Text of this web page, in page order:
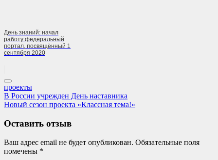
День знаний: начал
работу федеральный
портал, посвящённый 1
сентября 2020
проекты
Навигация
по
записям
Previous
Post:
В России учрежден День наставника
Next
Новый сезон проекта «Классная тема!»
Оставить отзыв
Ваш адрес email не будет опубликован. Обязательные поля
помечены *